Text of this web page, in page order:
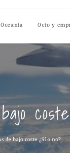
Oceanía Ocio y
de bajo coste ¿Sí o no?